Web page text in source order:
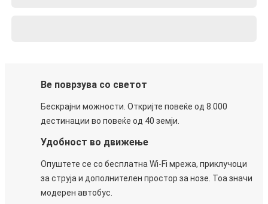
Ве поврзува со светот
Бескрајни можности. Откријте повеќе од 8.000
дестинации во повеќе од 40 земји.
Удобност во движење
Опуштете се со бесплатна Wi-Fi мрежа, приклучоци
за струја и дополнителен простор за нозе. Тоа значи
модерен автобус.